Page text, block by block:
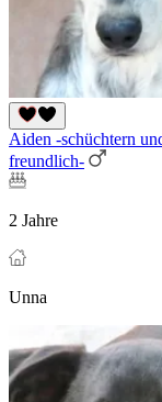
Aiden -schüchtern
freundlich-
2 Jahre
Unna